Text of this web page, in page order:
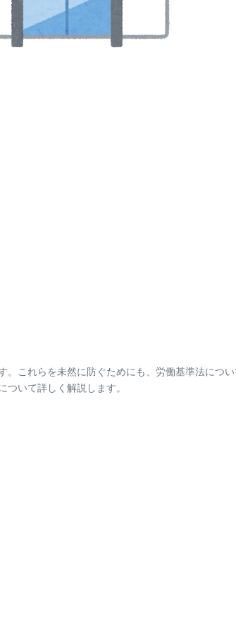
これらを未然に防ぐためにも、労働基準法につ
いて詳しく解説します。